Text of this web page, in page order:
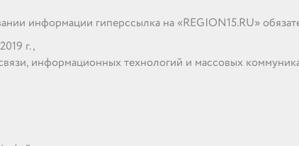
информации гиперссылка на «REGION15.RU»
г.,
информационных технологий и массовых